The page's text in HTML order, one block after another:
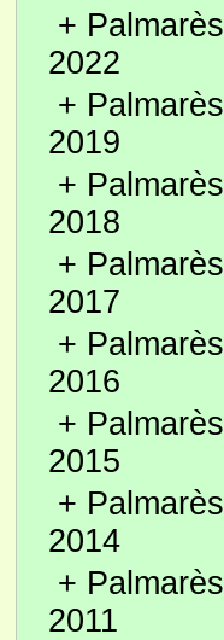
+ Palmarès
2022
+ Palmarès
2019
+ Palmarès
2018
+ Palmarès
2017
+ Palmarès
2016
+ Palmarès
2015
+ Palmarès
2014
+ Palmarès
2011